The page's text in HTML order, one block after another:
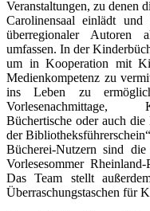
Veranstaltungen, zu denen
Carolinensaal einlädt
überregionaler Autoren
umfassen. In der
um in Kooperation mit
Medienkompetenz zu
ins Leben zu
Vorlesenachmittage,
Büchertische oder auch
der
Bücherei-Nutzern sind
Vorlesesommer
Das Team stellt
Überraschungstaschen für